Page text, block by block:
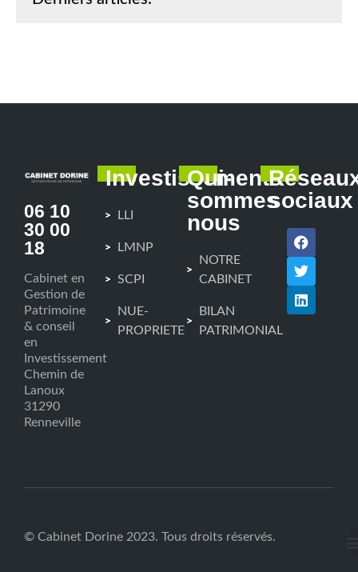
06 10
30 00
18
Cabinet en
Gestion de
Patrimoine
& conseil
en
Investissement
Chemin de
Lanoux
31290
Renneville
Investissements
LLI
LMNP
SCPI
NUE-
PROPRIETE
Qui-
sommes
nous
NOTRE
CABINET
BILAN
PATRIMONIAL
sociaux
© Cabinet Dorine 2023. Tous droits réservés.